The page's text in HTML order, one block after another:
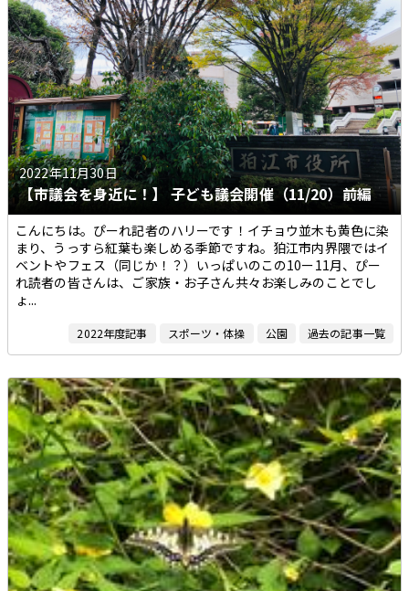
2022年11月30日
【市議会を身近に！】 子ども議会開催（11/20）前編
こんにちは。ぴーれ記者のハリーです！イチョウ並木も黄色に染
まり、うっすら紅葉も楽しめる季節ですね。狛江市内界隈ではイ
ベントやフェス（同じか！？）いっぱいのこの10ー11月、ぴー
れ読者の皆さんは、ご家族・お子さん共々お楽しみのことでし
ょ...
2022年度記事 スポーツ・体操 公園 過去の記事一覧